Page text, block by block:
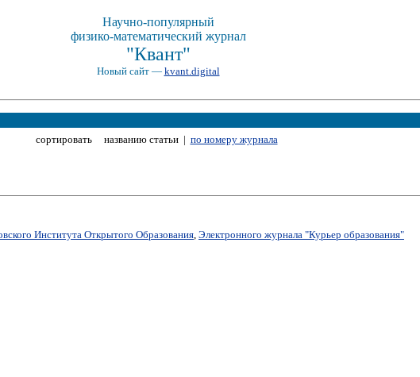
Научно-популярный
физико-математический журнал
"Квант"
Новый сайт — kvant.digital
сортировать названию статьи | по номеру журнала
Института Открытого Образования, Электронного журнала "Курьер образования"